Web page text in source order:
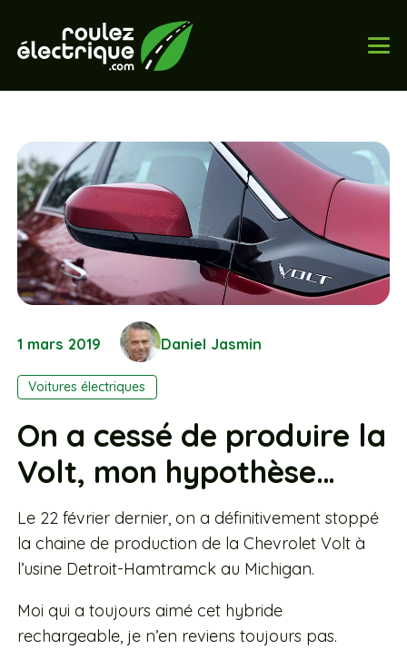
1 mars 2019 Daniel Jasmin
Voitures électriques
On a cessé de produire la
Volt, mon hypothèse…
Le 22 février dernier, on a définitivement stoppé
la chaine de production de la Chevrolet Volt à
l’usine Detroit-Hamtramck au Michigan.
Moi qui a toujours aimé cet hybride
rechargeable, je n’en reviens toujours pas.